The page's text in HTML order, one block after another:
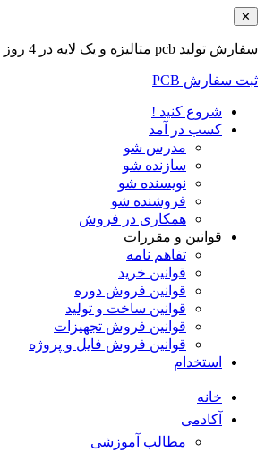
✕
سفارش تولید pcb متالیزه و یک لایه در 4 روز
ثبت سفارش PCB
شروع کنید !
کسب در آمد
مدرس شو
سازنده شو
نویسنده شو
فروشنده شو
همکاری در فروش
قوانین و مقررات
تفاهم نامه
قوانین خرید
قوانین فروش دوره
قوانین ساخت و تولید
قوانین فروش تجهیزات
قوانین فروش فایل و پروژه
استخدام
خانه
آکادمی
مطالب آموزشی